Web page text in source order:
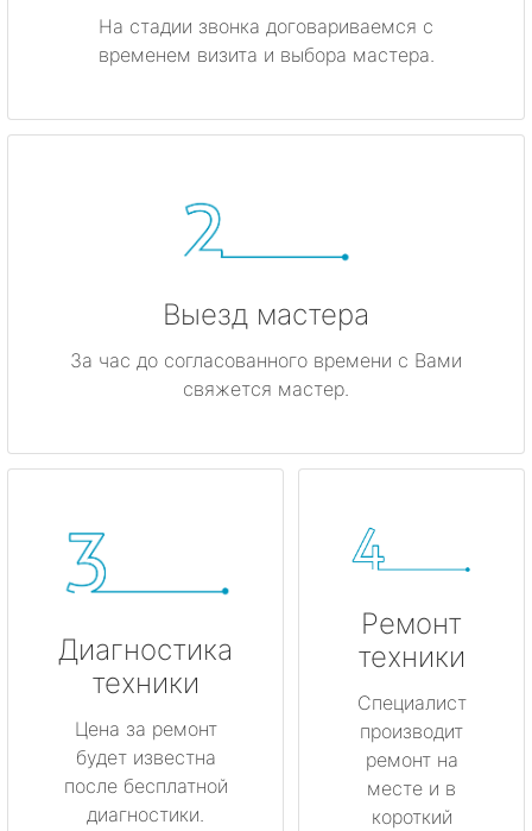
На стадии звонка договариваемся с
временем визита и выбора мастера.
Выезд мастера
За час до согласованного времени с Вами
свяжется мастер.
Диагностика
техники
Цена за ремонт
будет известна
после бесплатной
диагностики.
Ремонт
техники
Специалист
производит
ремонт на
месте и в
короткий